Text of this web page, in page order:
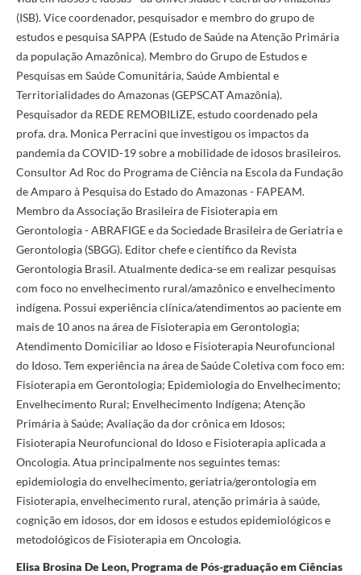
(ISB). Vice coordenador, pesquisador e membro do grupo de
estudos e pesquisa SAPPA (Estudo de Saúde na Atenção Primária
da população Amazônica). Membro do Grupo de Estudos e
Pesquisas em Saúde Comunitária, Saúde Ambiental e
Territorialidades do Amazonas (GEPSCAT Amazônia).
Pesquisador da REDE REMOBILIZE, estudo coordenado pela
profa. dra. Monica Perracini que investigou os impactos da
pandemia da COVID-19 sobre a mobilidade de idosos brasileiros.
Consultor Ad Roc do Programa de Ciência na Escola da Fundação
de Amparo à Pesquisa do Estado do Amazonas - FAPEAM.
Membro da Associação Brasileira de Fisioterapia em
Gerontologia - ABRAFIGE e da Sociedade Brasileira de Geriatria e
Gerontologia (SBGG). Editor chefe e científico da Revista
Gerontologia Brasil. Atualmente dedica-se em realizar pesquisas
com foco no envelhecimento rural/amazônico e envelhecimento
indígena. Possui experiência clínica/atendimentos ao paciente em
mais de 10 anos na área de Fisioterapia em Gerontologia;
Atendimento Domiciliar ao Idoso e Fisioterapia Neurofuncional
do Idoso. Tem experiência na área de Saúde Coletiva com foco em:
Fisioterapia em Gerontologia; Epidemiologia do Envelhecimento;
Envelhecimento Rural; Envelhecimento Indígena; Atenção
Primária à Saúde; Avaliação da dor crônica em Idosos;
Fisioterapia Neurofuncional do Idoso e Fisioterapia aplicada a
Oncologia. Atua principalmente nos seguintes temas:
epidemiologia do envelhecimento, geriatria/gerontologia em
Fisioterapia, envelhecimento rural, atenção primária à saúde,
cognição em idosos, dor em idosos e estudos epidemiológicos e
metodológicos de Fisioterapia em Oncologia.
Elisa Brosina De Leon, Programa de Pós-graduação em Ciências